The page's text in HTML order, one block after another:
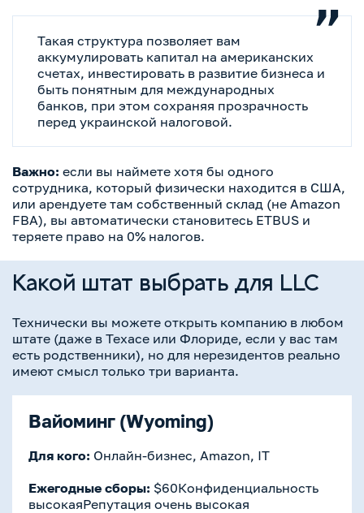
Такая структура позволяет вам
аккумулировать капитал на американских
счетах, инвестировать в развитие бизнеса и
быть понятным для международных
банков, при этом сохраняя прозрачность
перед украинской налоговой.
Важно: если вы наймете хотя бы одного
сотрудника, который физически находится в США,
или арендуете там собственный склад (не Amazon
FBA), вы автоматически становитесь ETBUS и
теряете право на 0% налогов.
Какой штат выбрать для LLC
Технически вы можете открыть компанию в любом
штате (даже в Техасе или Флориде, если у вас там
есть родственники), но для нерезидентов реально
имеют смысл только три варианта.
Вайоминг (Wyoming)
Для кого: Онлайн-бизнес, Amazon, IT
Ежегодные сборы: $60Конфиденциальность
высокаяРепутация очень высокая